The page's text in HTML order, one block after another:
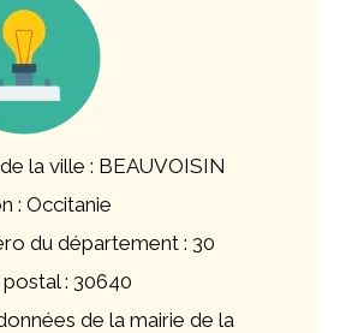
la ville : BEAUVOISIN
: Occitanie
du département : 30
: 30640
de la mairie de la